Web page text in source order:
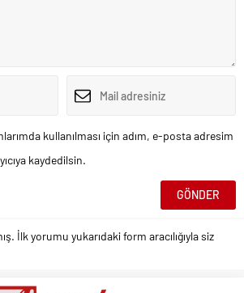
kullanılması için adım, e-posta adresim
kaydedilsin.
İlk yorumu yukarıdaki form aracılığıyla siz